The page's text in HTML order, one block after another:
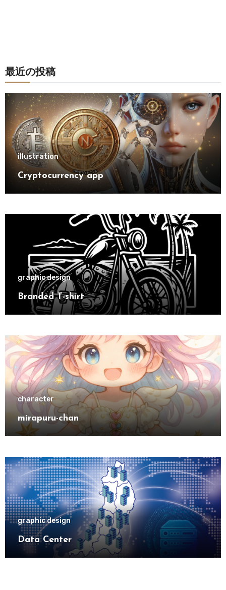
最近の投稿
illustration
Cryptocurrency app
graphic design
Branded T-shirt
character
mirapuru-chan
graphic design
Data Center